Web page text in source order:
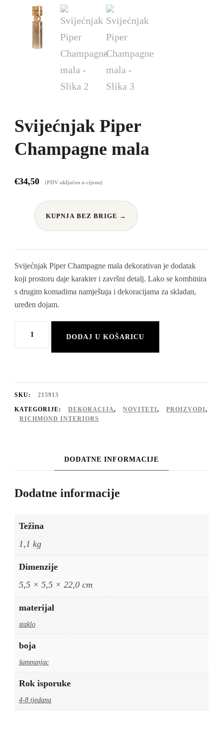
Svijećnjak Piper
Champagne mala
€34,50 (PDV uključen u cijenu)
KUPNJA BEZ BRIGE →
Svijećnjak Piper Champagne mala dekorativan je dodatak
koji prostoru daje karakter i završni detalj. Lako se kombinira
s drugim komadima namještaja i dekoracijama za skladan,
uređen dojam.
Piper
količina
DODAJ U KOŠARICU
SKU: 215913
KATEGORIJE: DEKORACIJA, NOVITETI, PROIZVODI,
RICHMOND INTERIORS
DODATNE INFORMACIJE
Dodatne informacije
Težina
1,1 kg
Dimenzije
5,5 × 5,5 × 22,0 cm
materijal
staklo
boja
šampanjac
Rok isporuke
4-8 tjedana